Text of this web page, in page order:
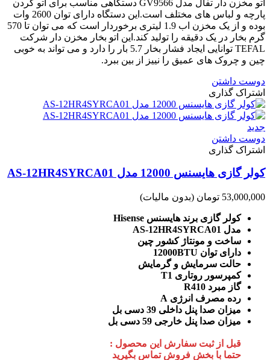
اتو مخزن دار تفال مدل GV9566 دستگاهی مناسب برای اتو کردن
پارچه و لباس های مختلف است.این دستگاه دارای توان 2600 وات
بوده و از یک مخزن اب 1.9 لیتری برخوردار است که می توان تا 570
گرم بخار در یک دقیقه را تولید کند.این اتو بخار مخزن دار شرکت
TEFAL توانایی ایجاد فشار بخار 5.7 بار را دارد و می تواند به خوبی
چین و چروک های عمیق را نییز از بین ببرد.
دوست داشتن
اشتراک گذاری
جدید
دوست داشتن
اشتراک گذاری
کولر گازی هایسنس 12000 مدل AS-12HR4SYRCA01
53,000,000 تومان (بدون مالیات)
کولر گازی برند هایسنس Hisense
مدل AS-12HR4SYRCA01
ساخت و مونتاژ کشور چین
دارای توان 12000BTU
حالت سرمایش و گرمایش
کمپرسور روتاری T1
گاز مبرد R410
رده مصرف انرژی A
میزان صدا پنل داخلی 39 دسی بل
میزان صدا پنل خارجی 59 دسی بل
قبل از ثبت سفارش این محصول :
حتما با بخش فروش تماس بگیرید